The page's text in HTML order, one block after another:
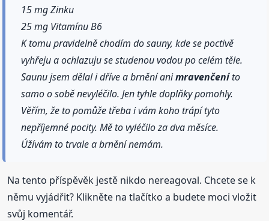
15 mg Zinku
25 mg Vitamínu B6
K tomu pravidelně chodím do sauny, kde se poctivě
vyhřeju a ochlazuju se studenou vodou po celém těle.
Saunu jsem dělal i dříve a brnění animravenčeníto
samo o sobě nevyléčilo. Jen tyhle doplňky pomohly.
Věřím, že to pomůže třeba i vám koho trápí tyto
nepříjemné pocity. Mě to vyléčilo za dva měsíce.
Úžívám to trvale a brnění nemám.
Na tento příspěvěk jestě nikdo nereagoval. Chcete se k
němu vyjádřit? Klikněte na tlačítko a budete moci vložit
svůj komentář.